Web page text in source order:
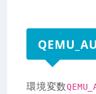
環境変数